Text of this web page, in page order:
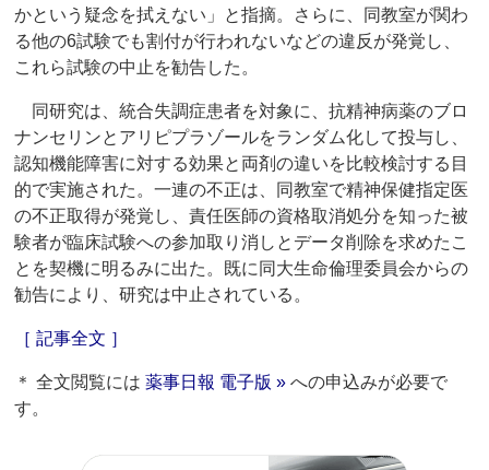
かという疑念を拭えない」と指摘。さらに、同教室が関わ
る他の6試験でも割付が行われないなどの違反が発覚し、
これら試験の中止を勧告した。
同研究は、統合失調症患者を対象に、抗精神病薬のブロ
ナンセリンとアリピプラゾールをランダム化して投与し、
認知機能障害に対する効果と両剤の違いを比較検討する目
的で実施された。一連の不正は、同教室で精神保健指定医
の不正取得が発覚し、責任医師の資格取消処分を知った被
験者が臨床試験への参加取り消しとデータ削除を求めたこ
とを契機に明るみに出た。既に同大生命倫理委員会からの
勧告により、研究は中止されている。
［ 記事全文 ］
＊ 全文閲覧には薬事日報 電子版 » への申込みが必要で
す。